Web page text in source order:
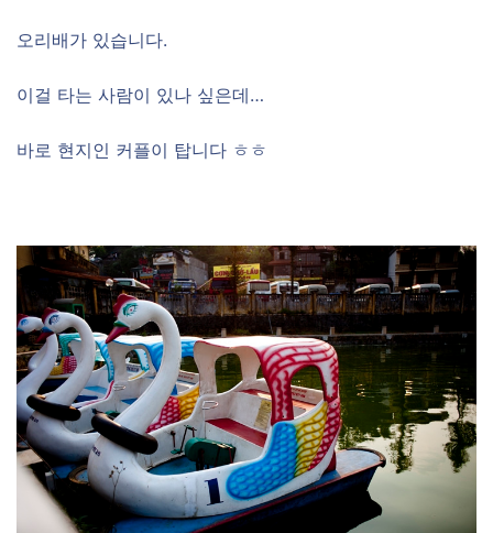
오리배가 있습니다.
이걸 타는 사람이 있나 싶은데…
바로 현지인 커플이 탑니다 ㅎㅎ